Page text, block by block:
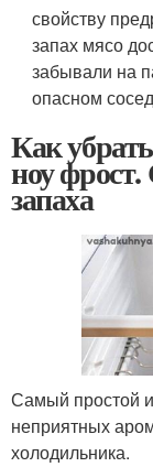
свойству
запах мясо
забывали на
опасном
Как
ноу
запаха
Самый простой
неприятных
холодильника.